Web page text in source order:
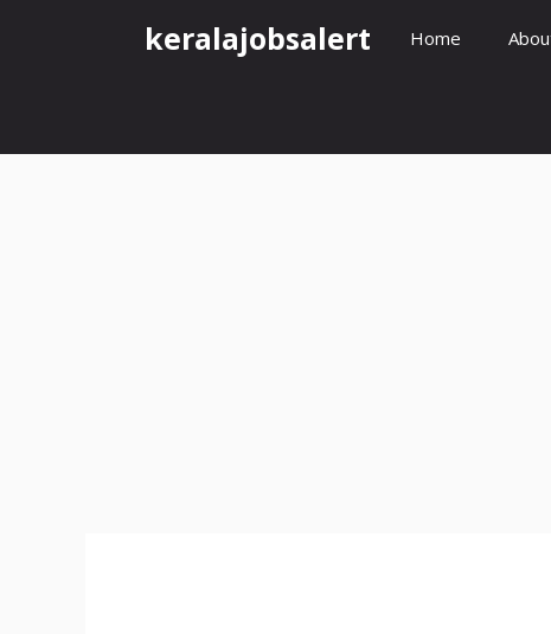
keralajobsalert Home